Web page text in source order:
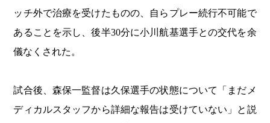
ッチ外で治療を受けたものの、自らプレー続行不可能で
あることを示し、後半30分に小川航基選手との交代を余
儀なくされた。
試合後、森保一監督は久保選手の状態について「まだメ
ディカルスタッフから詳細な報告は受けていない」と説